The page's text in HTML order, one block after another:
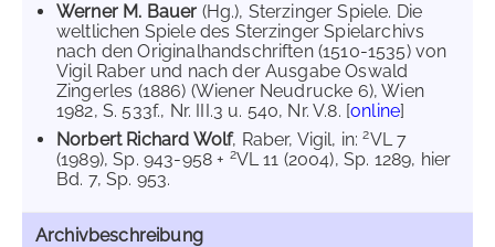
Werner M. Bauer (Hg.), Sterzinger Spiele. Die
weltlichen Spiele des Sterzinger Spielarchivs
nach den Originalhandschriften (1510-1535) von
Vigil Raber und nach der Ausgabe Oswald
Zingerles (1886) (Wiener Neudrucke 6), Wien
1982, S. 533f., Nr. III.3 u. 540, Nr. V.8. [online]
Norbert Richard Wolf, Raber, Vigil, in:2VL 7
(1989), Sp. 943-958 + 2VL 11 (2004), Sp. 1289, hier
Bd. 7, Sp. 953.
Archivbeschreibung